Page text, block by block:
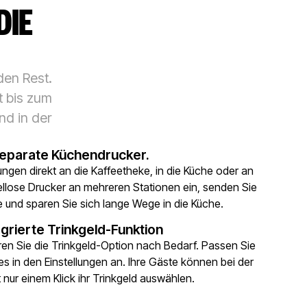
Rest.
bis zum
in der
Küchendrucker.
direkt an die Kaffeetheke, in die Küche oder an
Drucker an mehreren Stationen ein, senden Sie
sparen Sie sich lange Wege in die Küche.
Trinkgeld-Funktion
Sie die Trinkgeld-Option nach Bedarf. Passen Sie
in den Einstellungen an. Ihre Gäste können bei der
nur einem Klick ihr Trinkgeld auswählen.